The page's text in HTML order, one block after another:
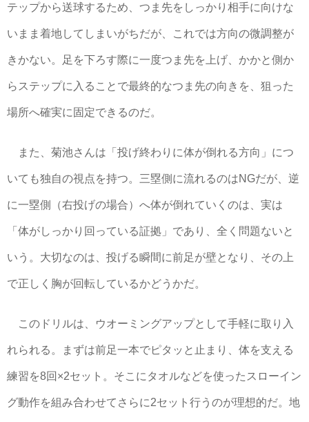
テップから送球するため、つま先をしっかり相手に向けな
いまま着地してしまいがちだが、これでは方向の微調整が
きかない。足を下ろす際に一度つま先を上げ、かかと側か
らステップに入ることで最終的なつま先の向きを、狙った
場所へ確実に固定できるのだ。
また、菊池さんは「投げ終わりに体が倒れる方向」につ
いても独自の視点を持つ。三塁側に流れるのはNGだが、逆
に一塁側（右投げの場合）へ体が倒れていくのは、実は
「体がしっかり回っている証拠」であり、全く問題ないと
いう。大切なのは、投げる瞬間に前足が壁となり、その上
で正しく胸が回転しているかどうかだ。
このドリルは、ウオーミングアップとして手軽に取り入
れられる。まずは前足一本でピタッと止まり、体を支える
練習を8回×2セット。そこにタオルなどを使ったスローイン
グ動作を組み合わせてさらに2セット行うのが理想的だ。地